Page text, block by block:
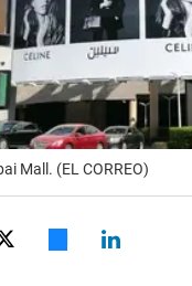
Mall. (EL CORREO)